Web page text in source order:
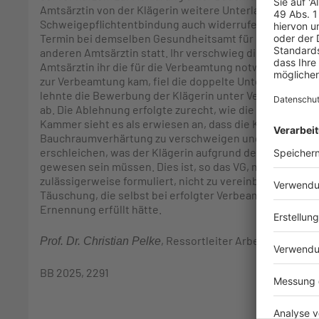
Amtsärztin von der Klägerin weitere Unterlagen und
Schweigepflichtentbindung auch widerrufen. Dies tat
Termin bei demselben Gesundheitsamt für eine neue
anderen Amtsärztin statt. Ihr verschwieg die Klägerin
Amtsärztin ihr die für die Verbeamtung notwendige
zur Verbeamtung kam, fiel die doppelte Untersuchung
lehnte die Bewerbung der Klägerin unter Verweis auf
ab. Die Ablehnung erfolgte zurecht, wie die zuständige
Kammer sieht es als erwiesen an, dass die Klägerin zu
Bauchraumverhärtung zu verschweigen und so
erschleichen, was der Klägerin aufgrund der
gewesen sein müssen. Dies ist, so das VG, mit dem
zulässigerweise formuliert, nicht zu vereinbaren. Die
Täuschung, die selbst bei erfolgter Verbeamtung den
Ernennung erfüllt hätte.
Prof. Dr. Christian Pelke, Ressortleiter Arbeitsrecht
BB 2025, 2291